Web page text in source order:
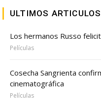
ULTIMOS ARTICULOS
Los hermanos Russo
Películas
Cosecha Sangrienta
cinematográfica
Películas